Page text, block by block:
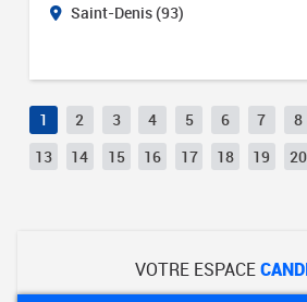
Saint-Denis (93)
1 2 3 4 5 6 7 8
13
14 15 16 17 18 19 20
VOTRE ESPACE